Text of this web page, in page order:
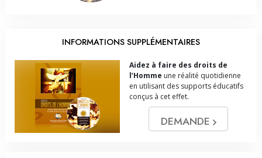
INFORMATIONS SUPPLÉMENTAIRES
Aidez à faire des droits de
l’Homme une réalité quotidienne
en utilisant des supports éducatifs
conçus à cet effet.
DEMANDE